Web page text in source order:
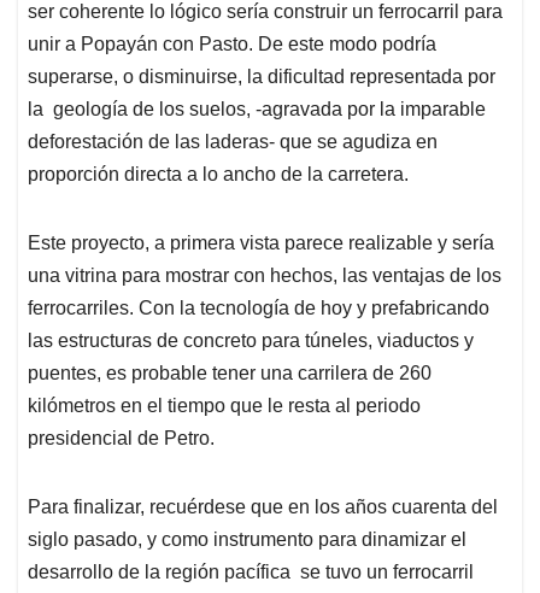
ser coherente lo lógico sería construir un ferrocarril para
unir a Popayán con Pasto. De este modo podría
superarse, o disminuirse, la dificultad representada por
la geología de los suelos, -agravada por la imparable
deforestación de las laderas- que se agudiza en
proporción directa a lo ancho de la carretera.
Este proyecto, a primera vista parece realizable y sería
una vitrina para mostrar con hechos, las ventajas de los
ferrocarriles. Con la tecnología de hoy y prefabricando
las estructuras de concreto para túneles, viaductos y
puentes, es probable tener una carrilera de 260
kilómetros en el tiempo que le resta al periodo
presidencial de Petro.
Para finalizar, recuérdese que en los años cuarenta del
siglo pasado, y como instrumento para dinamizar el
desarrollo de la región pacífica se tuvo un ferrocarril